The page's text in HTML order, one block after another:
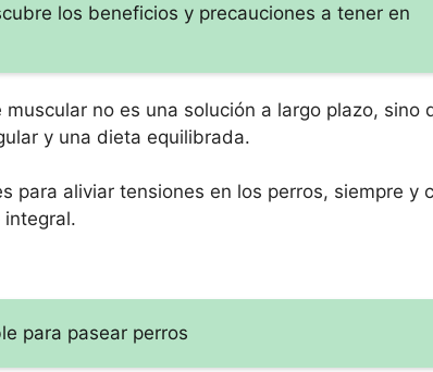
los beneficios y precauciones a tener en
no es una solución a largo plazo, sino
y una dieta equilibrada.
para aliviar tensiones en los perros, siempre y
para pasear perros